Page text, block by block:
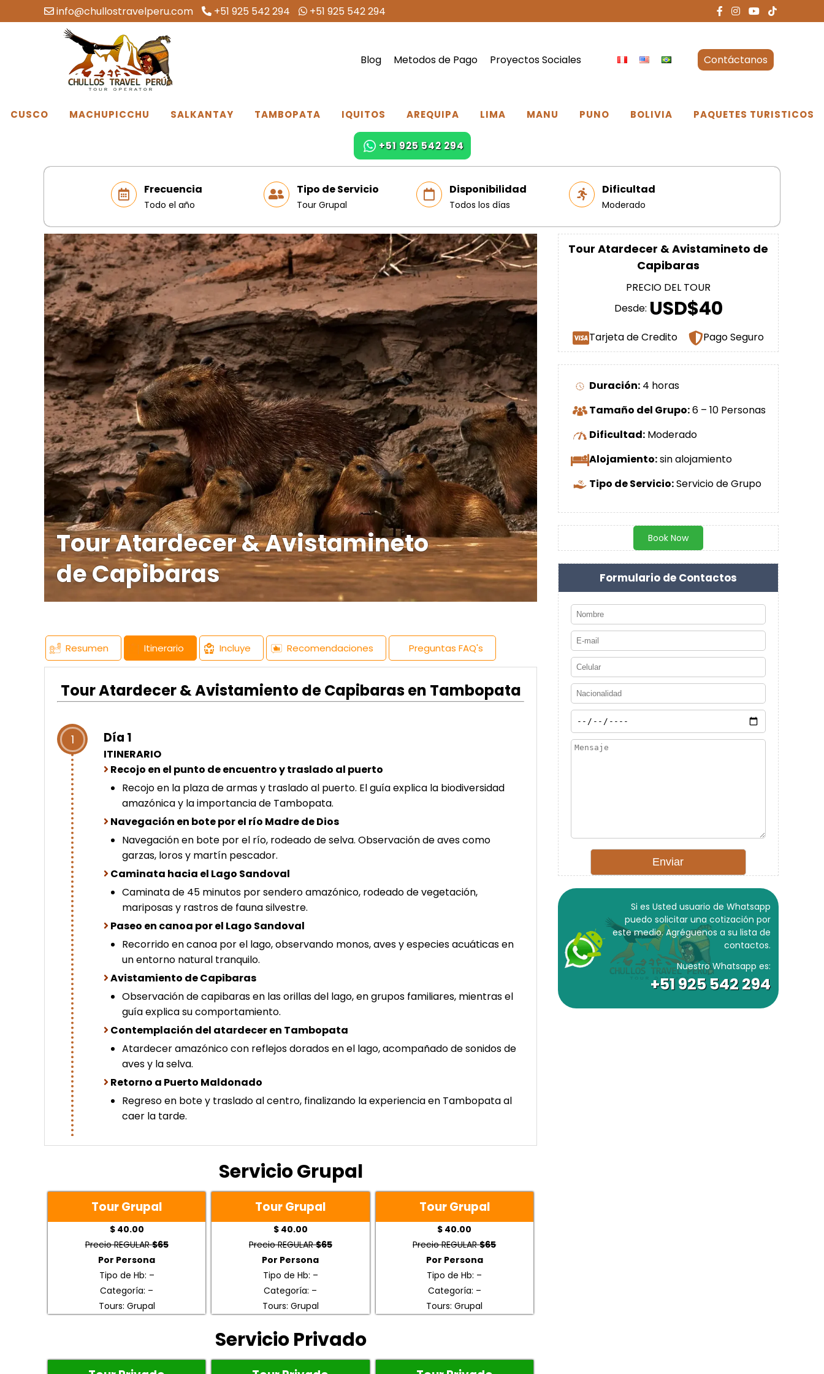
info@chullostravelperu.com +51 925 542 294 +51 925 542 294
Blog Metodos de Pago Proyectos Sociales Contáctanos
CUSCO MACHUPICCHU SALKANTAY TAMBOPATA IQUITOS AREQUIPA LIMA MANU PUNO BOLIVIA PAQUETES TURISTICOS
+51 925 542 294
Frecuencia
Todo el año
Tipo de Servicio
Tour Grupal
Disponibilidad
Todos los días
Dificultad
Moderado
Tour Atardecer & Avistamineto
de Capibaras
Resumen Itinerario Incluye Recomendaciones Preguntas FAQ's
Tour Atardecer & Avistamiento de Capibaras en Tambopata
1 Día 1
ITINERARIO
Recojo en el punto de encuentro y traslado al puerto
Recojo en la plaza de armas y traslado al puerto. El guía explica la biodiversidad
amazónica y la importancia de Tambopata.
Navegación en bote por el río Madre de Dios
Navegación en bote por el río, rodeado de selva. Observación de aves como
garzas, loros y martín pescador.
Caminata hacia el Lago Sandoval
Caminata de 45 minutos por sendero amazónico, rodeado de vegetación,
mariposas y rastros de fauna silvestre.
Paseo en canoa por el Lago Sandoval
Recorrido en canoa por el lago, observando monos, aves y especies acuáticas en
un entorno natural tranquilo.
Avistamiento de Capibaras
Observación de capibaras en las orillas del lago, en grupos familiares, mientras el
guía explica su comportamiento.
Contemplación del atardecer en Tambopata
Atardecer amazónico con reflejos dorados en el lago, acompañado de sonidos de
aves y la selva.
Retorno a Puerto Maldonado
Regreso en bote y traslado al centro, finalizando la experiencia en Tambopata al
caer la tarde.
Servicio Grupal
Tour Grupal
$ 40.00
Precio REGULAR$65
Por Persona
Tipo de Hb: –
Categoría: –
Tours: Grupal
Tour Grupal
$ 40.00
Precio REGULAR$65
Por Persona
Tipo de Hb: –
Categoría: –
Tours: Grupal
Tour Grupal
$ 40.00
Precio REGULAR$65
Por Persona
Tipo de Hb: –
Categoría: –
Tours: Grupal
Servicio Privado
Tour Atardecer & Avistamineto de
Capibaras
PRECIO DEL TOUR
Desde: USD$40
Tarjeta de Credito Pago Seguro
Duración: 4 horas
Tamaño del Grupo:6 – 10 Personas
Dificultad: Moderado
Alojamiento:sin alojamiento
Tipo de Servicio:Servicio de Grupo
Book Now
Formulario de Contactos
Si es Usted usuario de Whatsapp
puedo solicitar una cotización por
este medio. Agréguenos a su lista de
contactos.
Nuestro Whatsapp es:
+51 925 542 294